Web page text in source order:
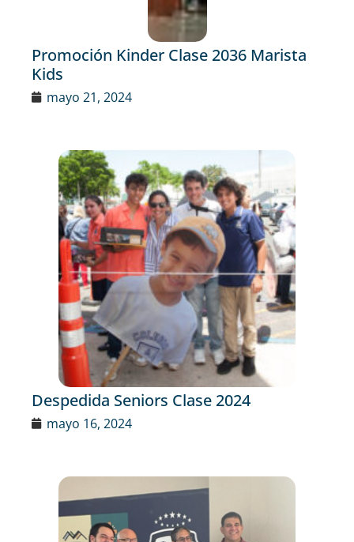
Promoción Kinder Clase 2036 Marista
Kids
mayo 21, 2024
Despedida Seniors Clase 2024
mayo 16, 2024